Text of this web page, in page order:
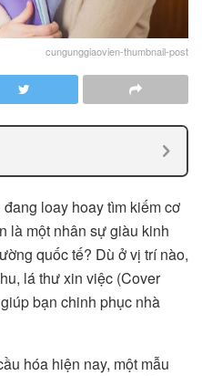
cungunggiaovien-thumbnail-post
loay hoay tìm kiếm cơ
là một nhân sự giàu kinh
quốc tế? Dù ở vị trí nào,
lá thư xin việc (Cover
bạn chinh phục nhà
hóa hiện nay, một mẫu